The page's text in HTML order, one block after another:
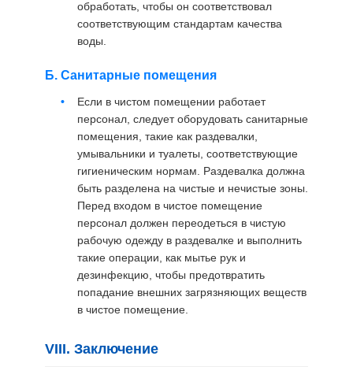
обработать, чтобы он соответствовал
соответствующим стандартам качества
воды.
Б. Санитарные помещения
Если в чистом помещении работает
персонал, следует оборудовать санитарные
помещения, такие как раздевалки,
умывальники и туалеты, соответствующие
гигиеническим нормам. Раздевалка должна
быть разделена на чистые и нечистые зоны.
Перед входом в чистое помещение
персонал должен переодеться в чистую
рабочую одежду в раздевалке и выполнить
такие операции, как мытье рук и
дезинфекцию, чтобы предотвратить
попадание внешних загрязняющих веществ
в чистое помещение.
VIII. Заключение